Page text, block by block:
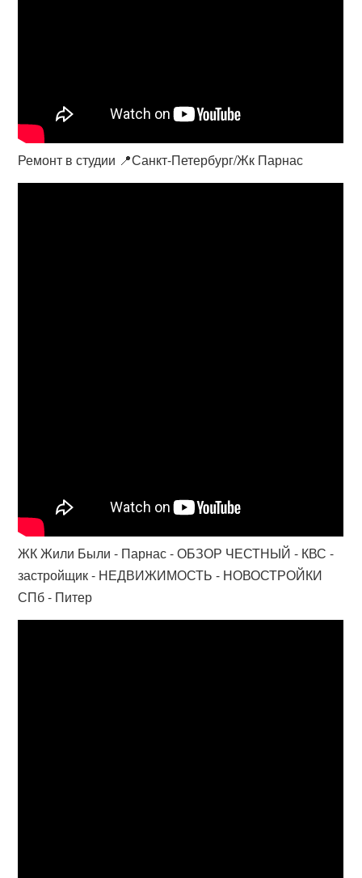
Ремонт в студии 📍Санкт-Петербург/Жк Парнас
ЖК Жили Были - Парнас - ОБЗОР ЧЕСТНЫЙ - КВС -
застройщик - НЕДВИЖИМОСТЬ - НОВОСТРОЙКИ
СПб - Питер